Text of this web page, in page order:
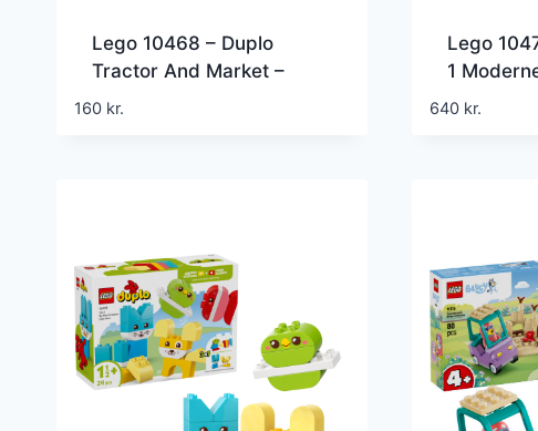
Lego 10468 – Duplo
Tractor And Market –
Gurli Gris – Traktor Sæt
160 kr.
Lego
1
Med
640 kr.